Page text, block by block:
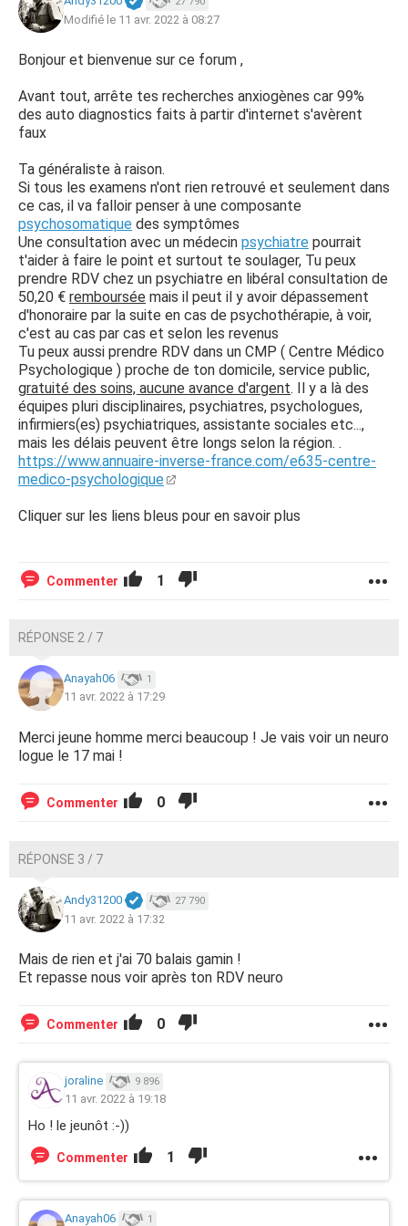
Modifié le 11 avr. 2022 à 08:27
Bonjour et bienvenue sur ce forum ,
Avant tout, arrête tes recherches anxiogènes car 99%
des auto diagnostics faits à partir d'internet s'avèrent
faux
Ta généraliste à raison.
Si tous les examens n'ont rien retrouvé et seulement dans
ce cas, il va falloir penser à une composante
psychosomatique des symptômes
Une consultation avec un médecin psychiatre pourrait
t'aider à faire le point et surtout te soulager, Tu peux
prendre RDV chez un psychiatre en libéral consultation de
50,20 € remboursée mais il peut il y avoir dépassement
d'honoraire par la suite en cas de psychothérapie, à voir,
c'est au cas par cas et selon les revenus
Tu peux aussi prendre RDV dans un CMP ( Centre Médico
Psychologique ) proche de ton domicile, service public,
gratuité des soins, aucune avance d'argent. Il y a là des
équipes pluri disciplinaires, psychiatres, psychologues,
infirmiers(es) psychiatriques, assistante sociales etc...,
mais les délais peuvent être longs selon la région. .
https://www.annuaire-inverse-france.com/e635-centre-
medico-psychologique
Cliquer sur les liens bleus pour en savoir plus
Commenter 1
RÉPONSE 2 / 7
Anayah06 1
11 avr. 2022 à 17:29
Merci jeune homme merci beaucoup ! Je vais voir un neuro
logue le 17 mai !
Commenter 0
RÉPONSE 3 / 7
Andy31200 27 790
11 avr. 2022 à 17:32
Mais de rien et j'ai 70 balais gamin !
Et repasse nous voir après ton RDV neuro
Commenter 0
joraline 9 896
11 avr. 2022 à 19:18
Ho ! le jeunôt :-))
Commenter 1
Anayah06 1